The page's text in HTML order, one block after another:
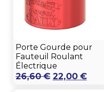
Porte Gourde pour
Fauteuil Roulant
Électrique
26,60€ Il
22,00 €Il